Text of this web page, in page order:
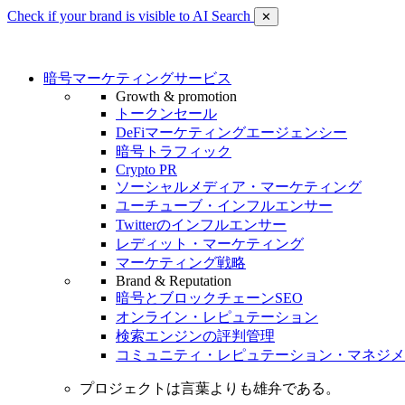
Check if your brand is visible to AI Search ✕
暗号マーケティングサービス
Growth & promotion
トークンセール
DeFiマーケティングエージェンシー
暗号トラフィック
Crypto PR
ソーシャルメディア・マーケティング
ユーチューブ・インフルエンサー
Twitterのインフルエンサー
レディット・マーケティング
マーケティング戦略
Brand & Reputation
暗号とブロックチェーンSEO
オンライン・レピュテーション
検索エンジンの評判管理
コミュニティ・レピュテーション・マネジ
プロジェクトは言葉よりも雄弁である。